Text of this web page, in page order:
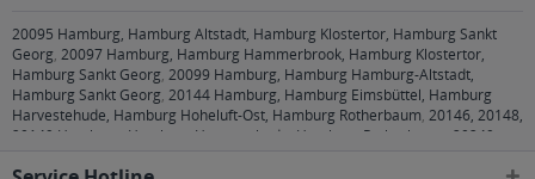
20095 Hamburg, Hamburg Altstadt, Hamburg Klostertor, Hamburg Sankt
Georg, 20097 Hamburg, Hamburg Hammerbrook, Hamburg Klostertor,
Hamburg Sankt Georg, 20099 Hamburg, Hamburg Hamburg-Altstadt,
Hamburg Sankt Georg, 20144 Hamburg, Hamburg Eimsbüttel, Hamburg
Harvestehude, Hamburg Hoheluft-Ost, Hamburg Rotherbaum, 20146, 20148,
20149 Hamburg, Hamburg Harvestehude, Hamburg Rotherbaum
20249